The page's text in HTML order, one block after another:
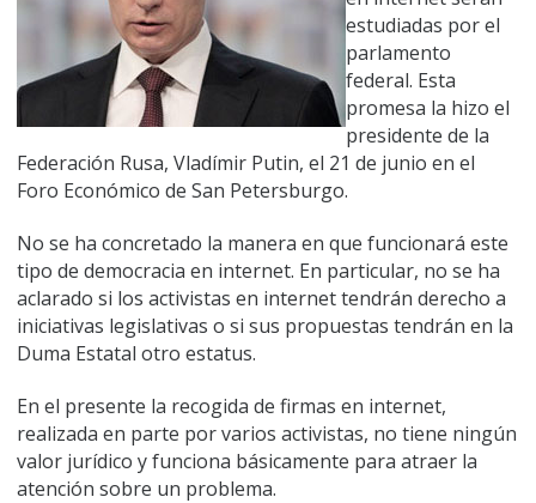
estudiadas por el
parlamento
federal. Esta
promesa la hizo el
presidente de la
Federación Rusa, Vladímir Putin, el 21 de junio en el
Foro Económico de San Petersburgo.
No se ha concretado la manera en que funcionará este
tipo de democracia en internet. En particular, no se ha
aclarado si los activistas en internet tendrán derecho a
iniciativas legislativas o si sus propuestas tendrán en la
Duma Estatal otro estatus.
En el presente la recogida de firmas en internet,
realizada en parte por varios activistas, no tiene ningún
valor jurídico y funciona básicamente para atraer la
atención sobre un problema.